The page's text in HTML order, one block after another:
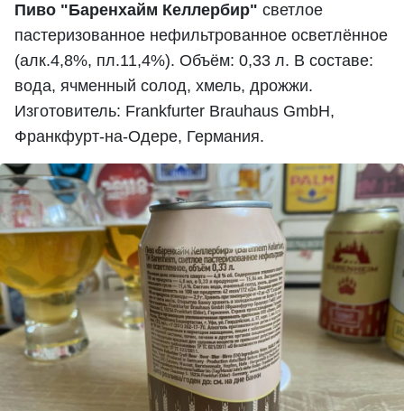
Пиво "Баренхайм Келлербир" светлое
пастеризованное нефильтрованное осветлённое
(алк.4,8%, пл.11,4%). Объём: 0,33 л. В составе:
вода, ячменный солод, хмель, дрожжи.
Изготовитель: Frankfurter Brauhaus GmbH,
Франкфурт-на-Одере, Германия.